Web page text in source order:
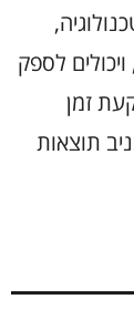
לספק
זמן
תוצאות